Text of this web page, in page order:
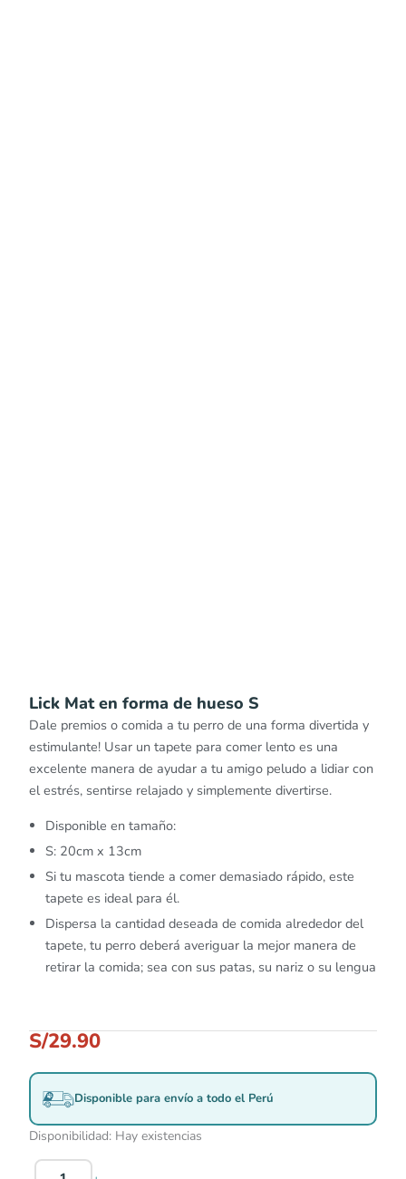
Lick Mat en forma de hueso S
Dale premios o comida a tu perro de una forma divertida y
estimulante! Usar un tapete para comer lento es una
excelente manera de ayudar a tu amigo peludo a lidiar con
el estrés, sentirse relajado y simplemente divertirse.
Disponible en tamaño:
S: 20cm x 13cm
Si tu mascota tiende a comer demasiado rápido, este
tapete es ideal para él.
Dispersa la cantidad deseada de comida alrededor del
tapete, tu perro deberá averiguar la mejor manera de
retirar la comida; sea con sus patas, su nariz o su lengua
S/29.90
Disponible para envío a todo el Perú
Disponibilidad: Hay existencias